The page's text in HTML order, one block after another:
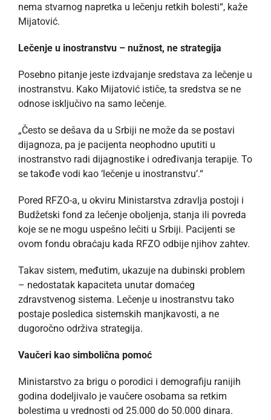
nema stvarnog napretka u lečenju retkih bolesti“, kaže
Mijatović.
Lečenje u inostranstvu – nužnost, ne strategija
Posebno pitanje jeste izdvajanje sredstava za lečenje u
inostranstvu. Kako Mijatović ističe, ta sredstva se ne
odnose isključivo na samo lečenje.
„Često se dešava da u Srbiji ne može da se postavi
dijagnoza, pa je pacijenta neophodno uputiti u
inostranstvo radi dijagnostike i određivanja terapije. To
se takođe vodi kao ‘lečenje u inostranstvu’.“
Pored RFZO-a, u okviru Ministarstva zdravlja postoji i
Budžetski fond za lečenje oboljenja, stanja ili povreda
koje se ne mogu uspešno lečiti u Srbiji. Pacijenti se
ovom fondu obraćaju kada RFZO odbije njihov zahtev.
Takav sistem, međutim, ukazuje na dubinski problem
– nedostatak kapaciteta unutar domaćeg
zdravstvenog sistema. Lečenje u inostranstvu tako
postaje posledica sistemskih manjkavosti, a ne
dugoročno održiva strategija.
Vaučeri kao simbolična pomoć
Ministarstvo za brigu o porodici i demografiju ranijih
godina dodeljivalo je vaučere osobama sa retkim
bolestima u vrednosti od 25.000 do 50.000 dinara.